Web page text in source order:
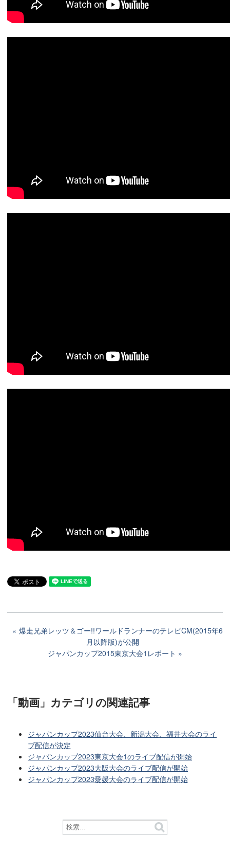
爆走兄弟レッツ＆ゴー!!ワールドランナーのテレビCM(2015年6
月以降版)が公開
ジャパンカップ2015東京大会1レポート
「動画」カテゴリの関連記事
ジャパンカップ2023仙台大会、新潟大会、福井大会のライ
ブ配信が決定
ジャパンカップ2023東京大会1のライブ配信が開始
ジャパンカップ2023大阪大会のライブ配信が開始
ジャパンカップ2023愛媛大会のライブ配信が開始